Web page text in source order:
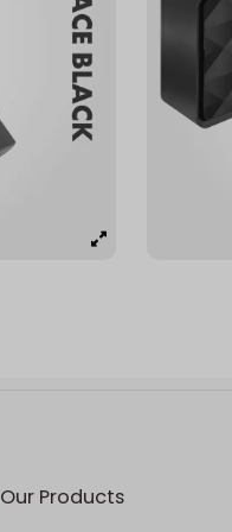
Our Products